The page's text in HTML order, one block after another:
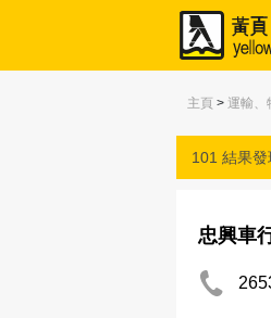
主頁 > 運輸、
101 結果發
忠興車